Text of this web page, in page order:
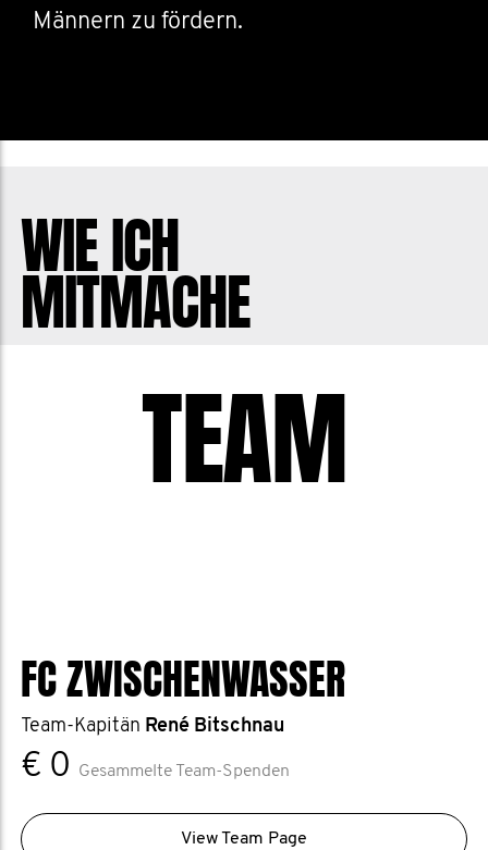
Männern zu fördern.
WIE ICH
MITMACHE
TEAM
FC ZWISCHENWASSER
Team-Kapitän René Bitschnau
€ 0 Gesammelte Team-Spenden
View Team Page